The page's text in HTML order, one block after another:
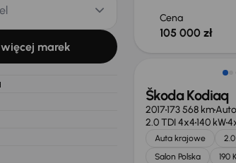
marek
Cena
105 000 zł
Škoda Kodiaq
2017173 568 km
2.0 TDI 4x4140 kW
Auta krajowe
Salon Polska
190